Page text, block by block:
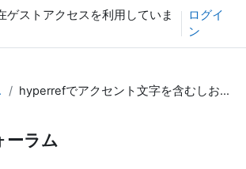
キップする
ゲストアクセスを利用していま
ログイ
ン
hyperrefでアクセント文字を含むしおりに不具合
ーラム